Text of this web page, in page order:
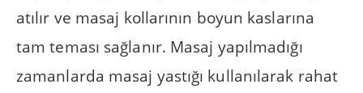
atılır ve masaj kollarının boyun kaslarına
tam teması sağlanır. Masaj yapılmadığı
zamanlarda masaj yastığı kullanılarak rahat